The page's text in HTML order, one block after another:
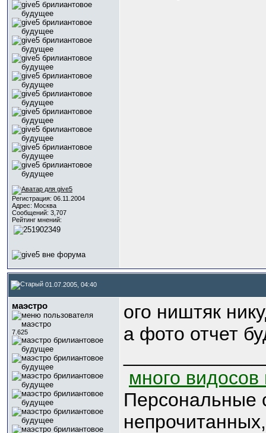
Регистрация: 06.11.2004
Адрес: Москва
Сообщений: 3,707
Рейтинг мнений:
01.07.2005, 04:40
маэстро
7.625
ого ништяк
а фото отчет
много видосов
Персональные